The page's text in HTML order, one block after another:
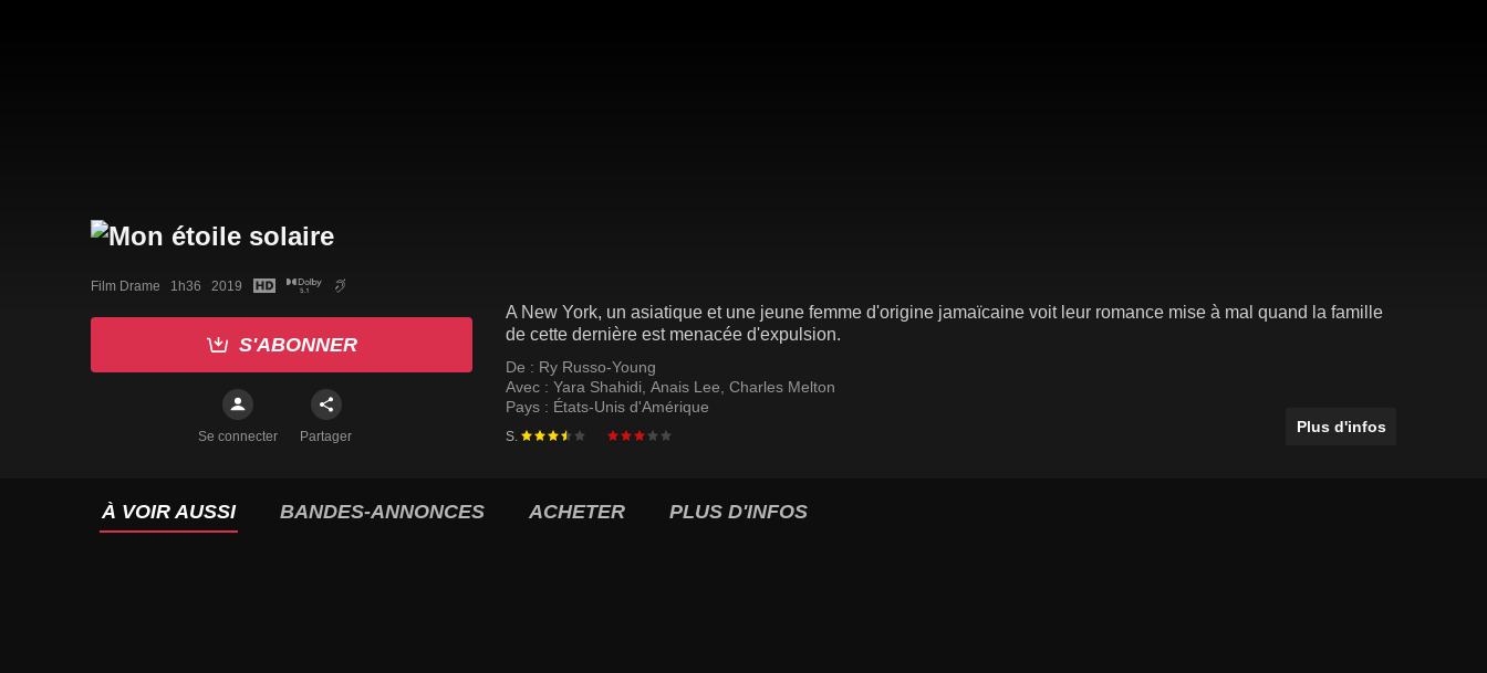
Film Drame   1h36   2019
S'ABONNER
Se connecter Partager
A New York, un asiatique et une jeune femme d'origine jamaïcaine voit leur romance mise à mal quand la famille
de cette dernière est menacée d'expulsion.
De : Ry Russo-Young
Avec : Yara Shahidi Anais Lee Charles Melton
Pays : États-Unis d'Amérique
S.
Plus d'infos
À VOIR AUSSI BANDES-ANNONCES ACHETER PLUS D'INFOS